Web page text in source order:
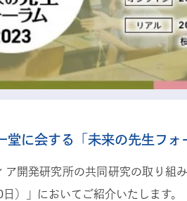
堂に会する「未来の先生フォ
ア開発研究所の共同研究の取り組
）」においてご紹介いたします。